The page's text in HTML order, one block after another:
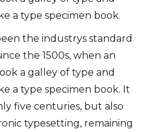
a type specimen book.
the industrys standard
the 1500s, when an
a galley of type and
a type specimen book. It
five centuries, but also
typesetting, remaining